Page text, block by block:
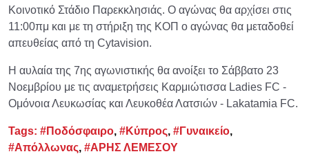
Κοινοτικό Στάδιο Παρεκκλησιάς. Ο αγώνας θα αρχίσει στις
11:00πμ και με τη στήριξη της ΚΟΠ ο αγώνας θα μεταδοθεί
απευθείας από τη Cytavision.
Η αυλαία της 7ης αγωνιστικής θα ανοίξει το Σάββατο 23
Νοεμβρίου με τις αναμετρήσεις Καρμιώτισσα Ladies FC -
Ομόνοια Λευκωσίας και Λευκοθέα Λατσιών - Lakatamia FC.
Tags: #Ποδόσφαιρο, #Κύπρος, #Γυναικείο,
#Απόλλωνας, #ΑΡΗΣ ΛΕΜΕΣΟΥ